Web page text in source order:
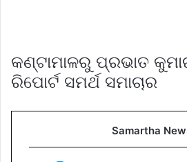
କଣ୍ଟାମାଳରୁ ପ୍ରଭାତ
ରିପୋର୍ଟ ସମର୍ଥ ସମାଚାର
Samartha